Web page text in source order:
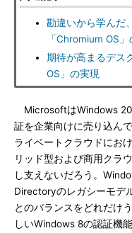
勘違いから学んだ
「Chromium OS
期待が高まるデス
OS」の実現
MicrosoftはWindows
証を企業向けに売り込ん
ライベートクラウドにお
リッド型および商用クラ
し支えないだろう。
Directoryのレガシーモデ
とのバランスをどれだけ
しいWindows 8の認証機